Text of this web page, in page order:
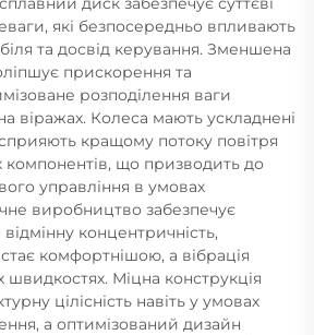
які безпосередньо впливають
та досвід керування. Зменшена
прискорення та
розподілення ваги
віражах. Колеса мають ускладнені
кращому потоку повітря
компонентів, що призводить до
управління в умовах
виробництво забезпечує
концентричність,
стає комфортнішою, а вібрація
швидкостях. Міцна конструкція
цілісність навіть у умовах
а оптимізований дизайн